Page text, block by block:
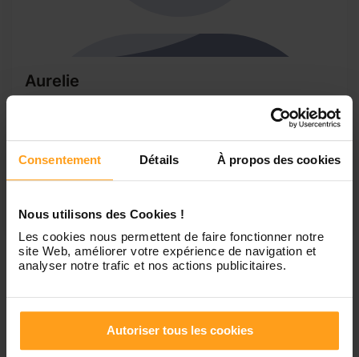
Consentement Détails À propos des cookies
Nous utilisons des Cookies !
Les cookies nous permettent de faire fonctionner notre
site Web, améliorer votre expérience de navigation et
analyser notre trafic et nos actions publicitaires.
Autoriser tous les cookies
Aurelie
Bonjour, Après une première expérience en garde d’enfant
à domicile d’une petite fille de quinze mois durant une
année scolaire, un diplôme d’assistante de vie
préalablement obtenu ainsi qu’une formation aux gestes
pour continuer dans cette voie...